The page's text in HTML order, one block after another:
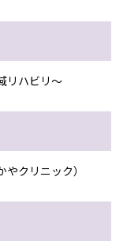
リハビリ〜
やクリニック）